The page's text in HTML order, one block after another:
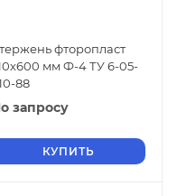
фторопласт
мм Ф-4 ТУ 6-05-
88
запросу
КУПИТЬ